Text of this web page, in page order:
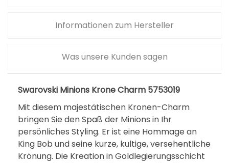
Informationen zum Hersteller
Was unsere Kunden sagen
Swarovski Minions Krone Charm 5753019
Mit diesem majestätischen Kronen-Charm
bringen Sie den Spaß der Minions in Ihr
persönliches Styling. Er ist eine Hommage an
King Bob und seine kurze, kultige, versehentliche
Krönung. Die Kreation in Goldlegierungsschicht